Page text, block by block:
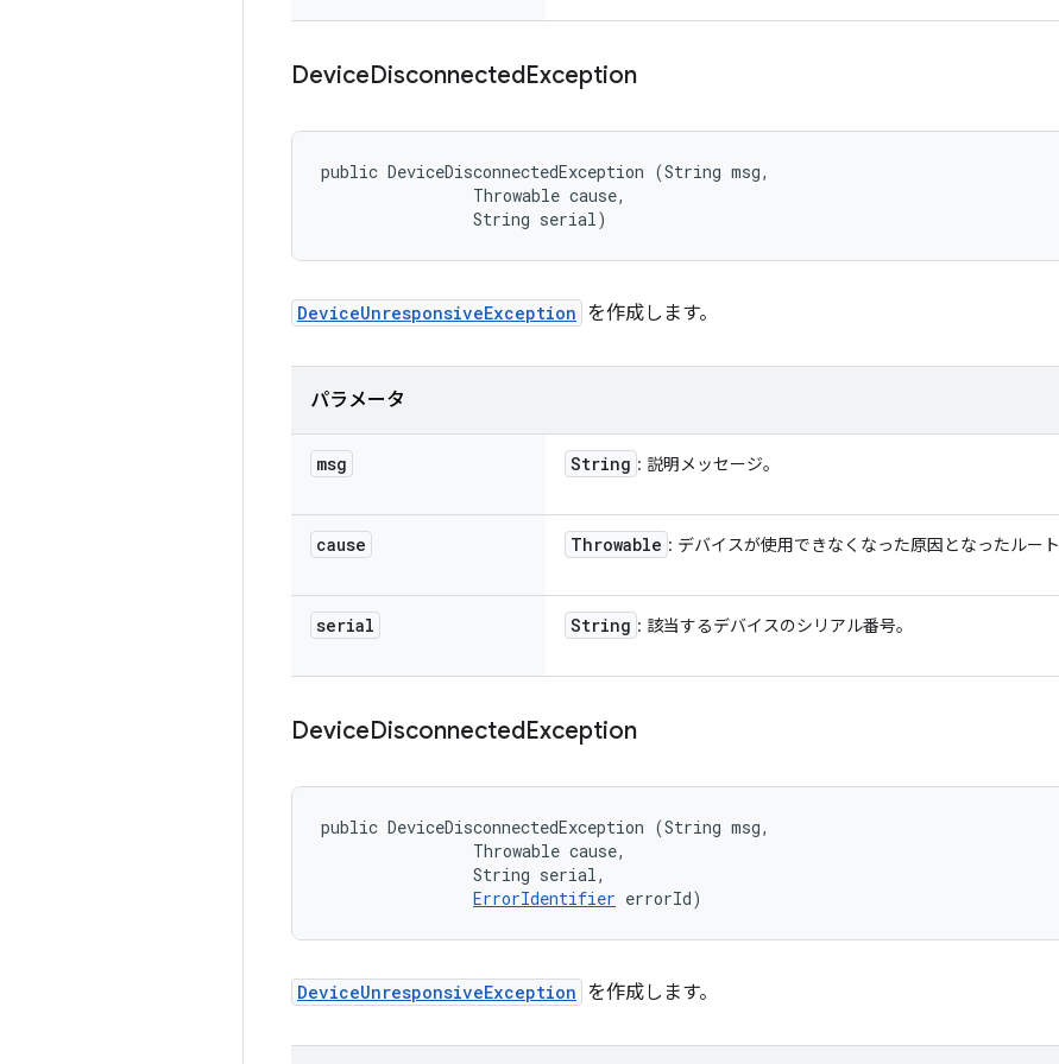
DeviceDisconnectedException
public DeviceDisconnectedException (String msg,
                Throwable cause,
                String serial)
DeviceUnresponsiveException を作成します。
パラメータ
msg String : 説明メッセージ。
cause Throwable : デバイスが使用できなくなった原因となったルート
serial String : 該当するデバイスのシリアル番号。
DeviceDisconnectedException
public DeviceDisconnectedException (String msg,
                Throwable cause,
                String serial,
ErrorIdentifier errorId)
DeviceUnresponsiveException を作成します。